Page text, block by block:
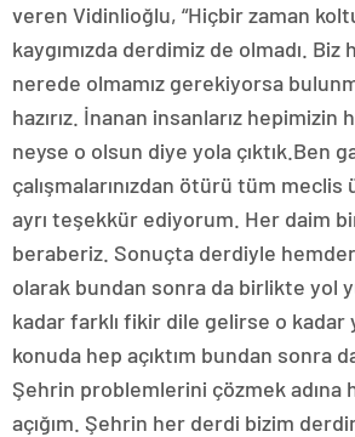
veren Vidinlioğlu, “Hiçbir zaman
kaygımızda derdimiz de olmadı.
nerede olmamız gerekiyorsa
hazırız. İnanan insanlarız hepimizin
neyse o olsun diye yola çıktık.Ben
çalışmalarınızdan ötürü tüm meclis
ayrı teşekkür ediyorum. Her daim
beraberiz. Sonuçta derdiyle
olarak bundan sonra da birlikte yol
kadar farklı fikir dile gelirse o kadar
konuda hep açıktım bundan sonra
Şehrin problemlerini çözmek
açığım. Şehrin her derdi bizim